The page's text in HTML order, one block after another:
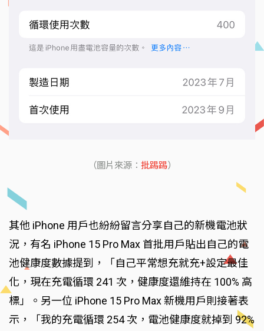
（圖片來源： 批踢踢）
其他 iPhone 用戶也紛紛留言分享自己的新機電池狀
況，有名 iPhone 15 Pro Max 首批用戶貼出自己的電
池健康度數據提到，「自己平常想充就充+設定最佳
化，現在充電循環 241 次，健康度還維持在 100% 高
標」。另一位 iPhone 15 Pro Max 新機用戶則接著表
示，「我的充電循環 254 次，電池健康度就掉到 92%